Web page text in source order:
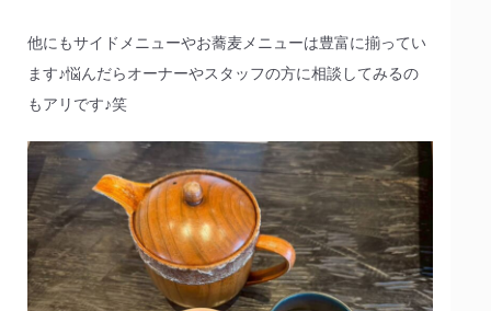
他にもサイドメニューやお蕎麦メニューは豊富に揃ってい
ます♪悩んだらオーナーやスタッフの方に相談してみるの
もアリです♪笑